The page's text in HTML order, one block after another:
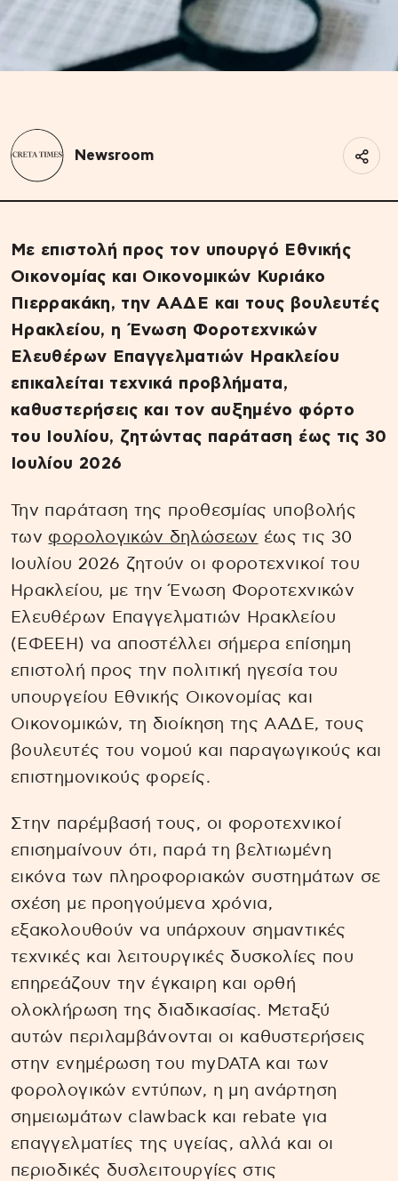
Newsroom
Με επιστολή προς τον υπουργό Εθνικής
Οικονομίας και Οικονομικών Κυριάκο
Πιερρακάκη, την ΑΑΔΕ και τους βουλευτές
Ηρακλείου, η Ένωση Φοροτεχνικών
Ελευθέρων Επαγγελματιών Ηρακλείου
επικαλείται τεχνικά προβλήματα,
καθυστερήσεις και τον αυξημένο φόρτο
του Ιουλίου, ζητώντας παράταση έως τις 30
Ιουλίου 2026
Την παράταση της προθεσμίας υποβολής
των φορολογικών δηλώσεων έως τις 30
Ιουλίου 2026 ζητούν οι φοροτεχνικοί του
Ηρακλείου, με την Ένωση Φοροτεχνικών
Ελευθέρων Επαγγελματιών Ηρακλείου
(ΕΦΕΕΗ) να αποστέλλει σήμερα επίσημη
επιστολή προς την πολιτική ηγεσία του
υπουργείου Εθνικής Οικονομίας και
Οικονομικών, τη διοίκηση της ΑΑΔΕ, τους
βουλευτές του νομού και παραγωγικούς και
επιστημονικούς φορείς.
Στην παρέμβασή τους, οι φοροτεχνικοί
επισημαίνουν ότι, παρά τη βελτιωμένη
εικόνα των πληροφοριακών συστημάτων σε
σχέση με προηγούμενα χρόνια,
εξακολουθούν να υπάρχουν σημαντικές
τεχνικές και λειτουργικές δυσκολίες που
επηρεάζουν την έγκαιρη και ορθή
ολοκλήρωση της διαδικασίας. Μεταξύ
αυτών περιλαμβάνονται οι καθυστερήσεις
στην ενημέρωση του myDATA και των
φορολογικών εντύπων, η μη ανάρτηση
σημειωμάτων clawback και rebate για
επαγγελματίες της υγείας, αλλά και οι
περιοδικές δυσλειτουργίες στις